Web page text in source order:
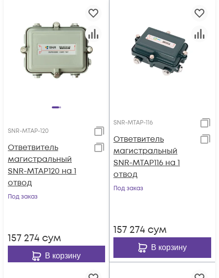
SNR-MTAP-120
Ответвитель
магистральный
SNR-MTAP120 на 1
отвод
Под заказ
157 274 сум
В корзину
SNR-MTAP-116
Ответвитель
магистральный
SNR-MTAP116 на 1
отвод
Под заказ
157 274 сум
В корзину